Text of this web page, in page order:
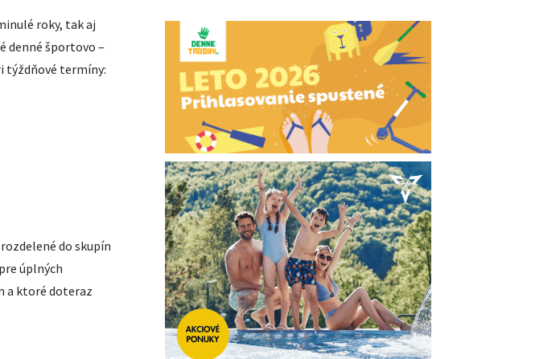
roky, tak aj
denné športovo –
týždňové termíny:
do skupín
úplných
a ktoré doteraz